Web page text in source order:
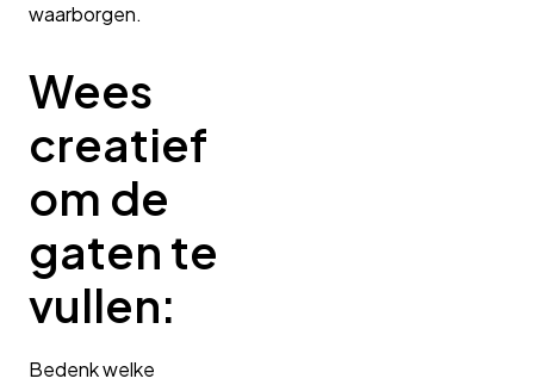
waarborgen.
Wees
creatief
om de
gaten te
vullen:
Bedenk welke